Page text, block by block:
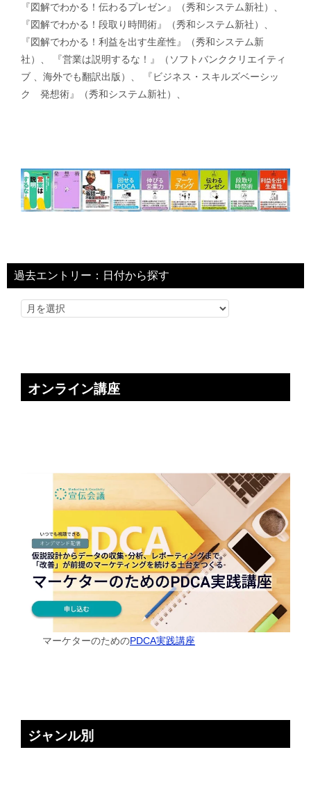
『図解でわかる！伝わるプレゼン』（秀和システム新社）、
『図解でわかる！段取り時間術』（秀和システム新社）、
『図解でわかる！利益を出す生産性』（秀和システム新
社）、 『営業は説明するな！』（ソフトバンククリエイティ
ブ 、海外でも翻訳出版）、 『ビジネス・スキルズベーシッ
ク 発想術』（秀和システム新社）、
過去エントリー：日付から探す
オンライン講座
マーケターのためのPDCA実践講座
ジャンル別